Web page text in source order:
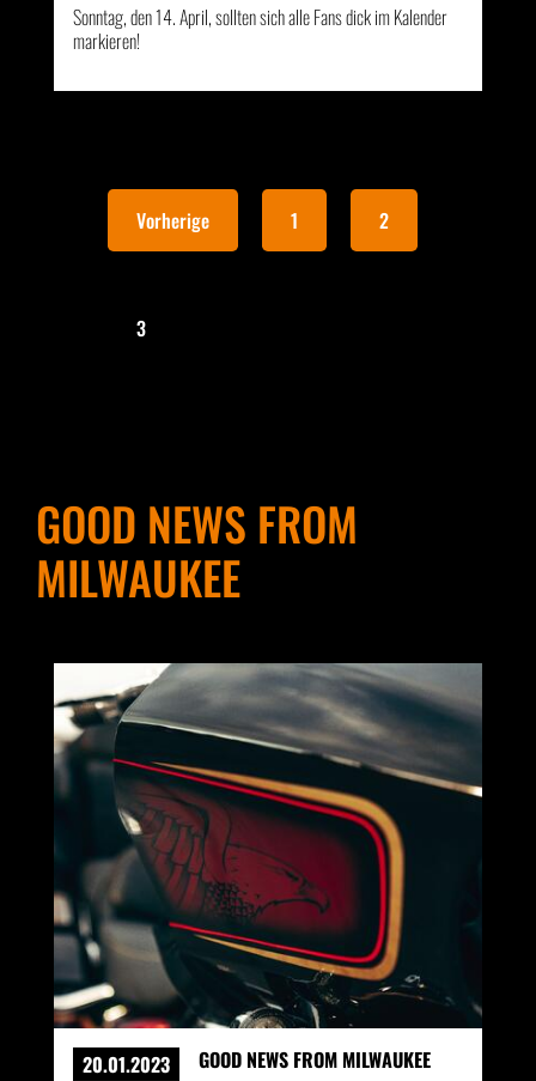
Sonntag, den 14. April, sollten sich alle Fans dick im Kalender
markieren!
Vorherige 1 2
3
GOOD NEWS FROM
MILWAUKEE
20.01.2023 GOOD NEWS FROM MILWAUKEE